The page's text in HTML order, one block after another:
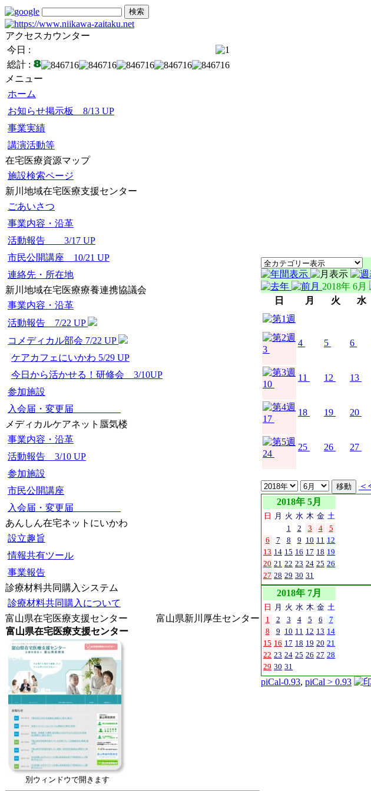
アクセスカウンター
今日 :
総計 :
メニュー
ホーム
お知らせ掲示板 8/13 UP
事業実績
講演活動等
在宅医療資源マップ
施設検索ページ
新川地域在宅医療支援センター
ごあいさつ
事業内容・沿革
活動報告 3/17 UP
市民公開講座 10/21 UP
連絡先・所在地
新川地域在宅医療療養連携協議会
事業内容・沿革
活動報告 7/22 UP
コメディカル部会 7/22 UP
ケアカフェにいかわ 5/29 UP
今日から活かせる！研修会 3/10UP
参加施設
入会届・変更届
メディカルケアネット蜃気楼
事業内容・沿革
活動報告 3/10 UP
参加施設
市民公開講座
入会届・変更届
あんしん在宅ネットにいかわ
設立趣旨
情報共有ツール
事業報告
診療材料共同購入システム
診療材料共同購入について
富山県在宅医療支援センター 富山県新川厚生センター
富山県在宅医療支援センター
別ウィンドウで開きます
2018年 6月
日
月 火 水
3
4 5 6
10
11 12 13
17
18 19 20
24
25 26 27
＜
2018年 5月
日 月 火 水 木 金 土
1
2 3 4
5
6
7 8 9 10 11 12
13 14 15 16 17 18 19
20 21 22 23 24 25 26
27 28 29 30 31
2018年 7月
日 月 火 水 木 金 土
1
2 3 4 5 6
7
8
9 10 11 12 13 14
15 16 17 18 19 20 21
22 23 24 25 26 27 28
29 30 31
piCal-0.93, piCal > 0.93